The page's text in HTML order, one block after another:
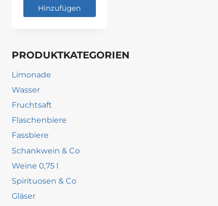
Hinzufügen
PRODUKTKATEGORIEN
Limonade
Wasser
Fruchtsaft
Flaschenbiere
Fassbiere
Schankwein & Co
Weine 0,75 l
Spirituosen & Co
Gläser